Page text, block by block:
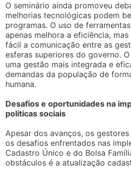
O seminário ainda promoveu
melhorias tecnológicas podem
programas. O uso de
apenas melhora a eficiência,
fácil a comunicação entre as
esferas superiores do governo.
uma gestão mais integrada e
demandas da população de
humana.
Desafios e oportunidades na
políticas sociais
Apesar dos avanços, os
os desafios enfrentados nas
Cadastro Único e do Bolsa
obstáculos é a atualização